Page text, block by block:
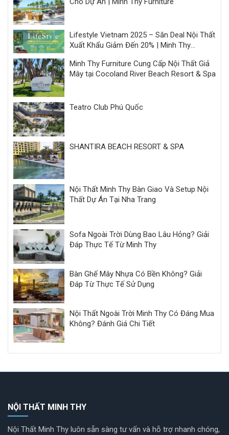
Lifestyle Vietnam 2025 – Săn Deal Nội Thất
Xuất Khẩu Giảm Đến 20% | Minh Thy
Minh Thy Furniture Cung Cấp Nội Thất Giả
Mây tại Cocoland River Beach Resort & Spa
Teatro Club Phú Quốc
SHANTIRA BEACH RESORT & SPA
Nội Thất Minh Thy Bàn Giao Và Setup Nội
Thất Dự Án Tại Nha Trang
Sofa Ngoài Trời Dùng Bao Lâu Hỏng? Giải
Đáp Thực Tế Từ Minh Thy
Bàn Ghế Mây Nhựa Có Bền Không? Giải
Đáp Từ Thực Tế Sử Dụng
Nội Thất Ngoài Trời Minh Thy Có Đáng Mua
Không? Đánh Giá Chi Tiết
NỘI THẤT MINH THY
Nội Thất Minh Thy luôn sẵn sàng tư vấn và hỗ trợ nhanh chóng,